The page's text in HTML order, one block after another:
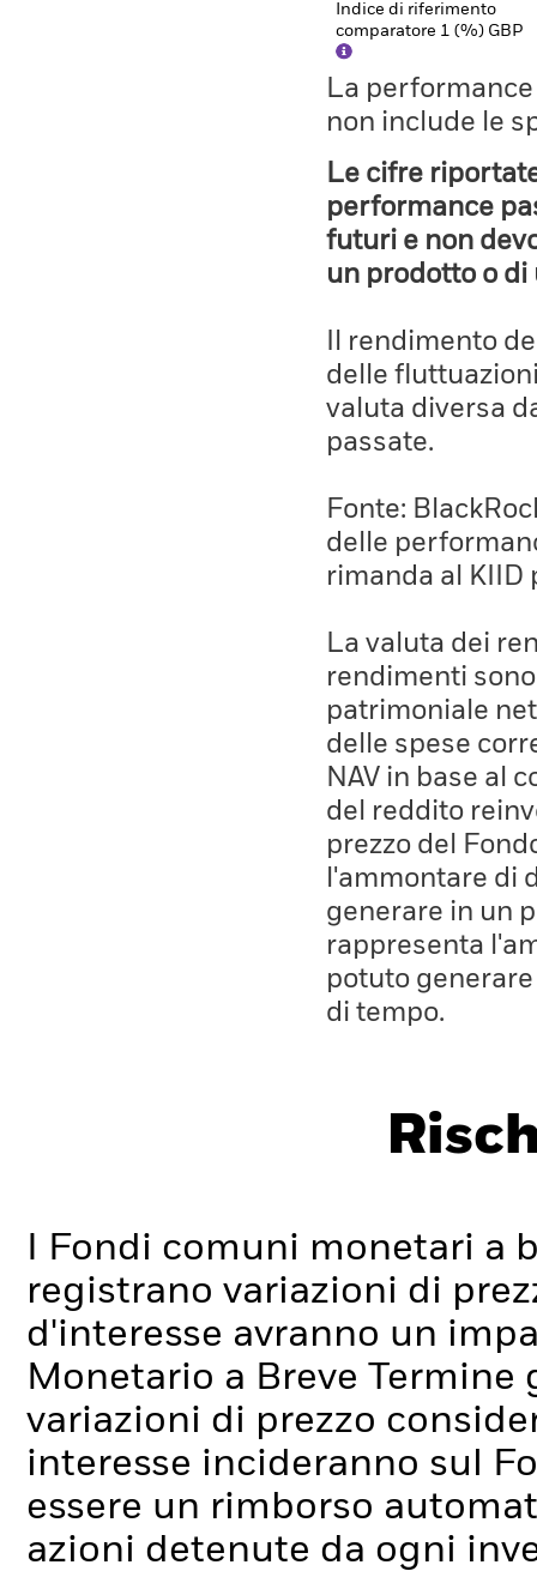
Indice di riferimento
comparatore 1 (%) GBP
La
non include le
Le cifre
performance
futuri e non
un prodotto o di
Il rendimento
delle
valuta diversa
passate.
Fonte:
delle
rimanda al KIID
La valuta dei
rendimenti
patrimoniale
delle spese
NAV in base al
del reddito
prezzo del
l'ammontare di
generare in un
rappresenta
potuto
di tempo.
I Fondi comuni monetari a
registrano variazioni di
d'interesse avranno un
Monetario a Breve
variazioni di prezzo
interesse incideranno sul
essere un rimborso
azioni detenute da ogni